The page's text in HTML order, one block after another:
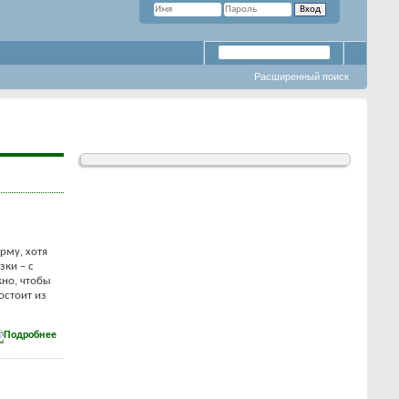
Расширенный поиск
хотя
– с
чтобы
из